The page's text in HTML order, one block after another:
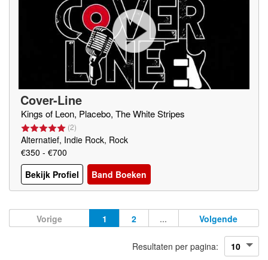
Cover-Line
Kings of Leon, Placebo, The White Stripes
(2)
Alternatief, Indie Rock, Rock
€350 - €700
Bekijk Profiel
Band Boeken
Vorige 1 2 ... Volgende
Resultaten per pagina: